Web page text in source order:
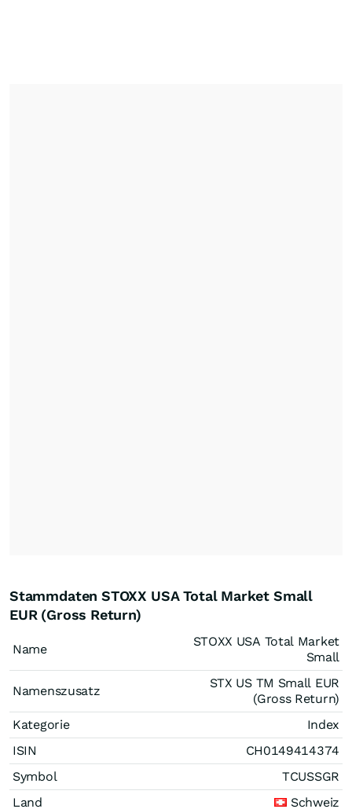
Stammdaten STOXX USA Total Market Small
EUR (Gross Return)
Name
STOXX USA Total Market
Small
Namenszusatz
STX US TM Small EUR
(Gross Return)
Kategorie
Index
ISIN
CH0149414374
Symbol
TCUSSGR
Land
Schweiz